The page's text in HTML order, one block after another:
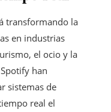
transformando la
en industrias
el ocio y la
han
sistemas de
real el